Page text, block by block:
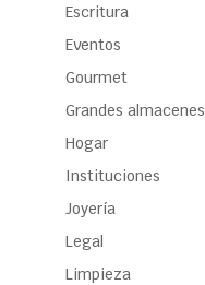
Escritura
Eventos
Gourmet
Grandes almacenes
Hogar
Instituciones
Joyería
Legal
Limpieza